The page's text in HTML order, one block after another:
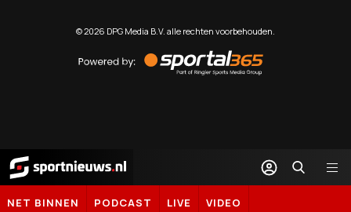
©2026 DPG Media B.V. alle rechten voorbehouden.
by
Sportal365
Sportnieuws.nl
NET BINNEN PODCAST LIVE VIDEO